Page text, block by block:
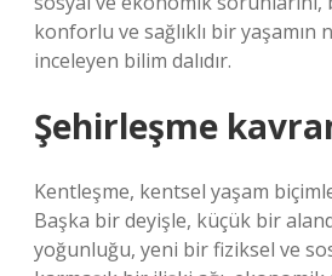
konforlu ve sağlıklı bir yaşamın
inceleyen bilim dalıdır.
Şehirleşme
Kentleşme, kentsel yaşam
Başka bir deyişle, küçük bir
yoğunluğu, yeni bir fiziksel ve